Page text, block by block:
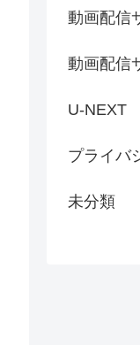
動画配信
動画配信
U-NEXT
プライバ
未分類